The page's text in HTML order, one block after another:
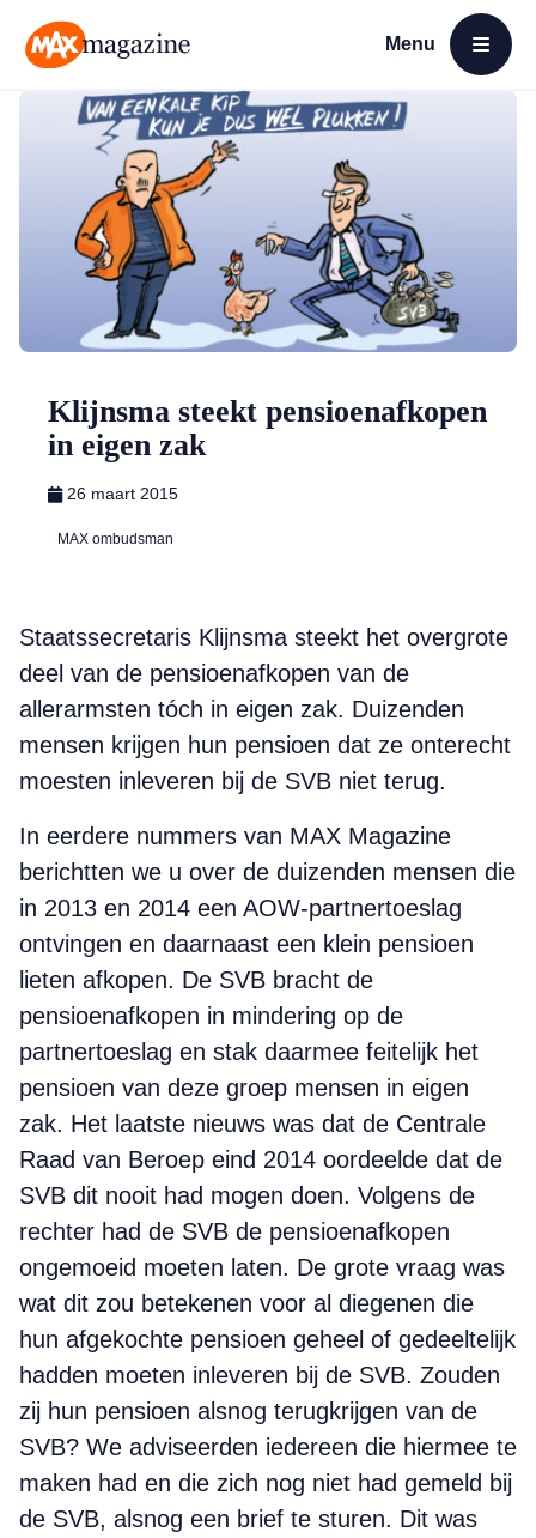
Menu
Open menu
Klijnsma steekt pensioenafkopen
in eigen zak
26 maart 2015
MAX ombudsman
Staatssecretaris Klijnsma steekt het overgrote
deel van de pensioenafkopen van de
allerarmsten tóch in eigen zak. Duizenden
mensen krijgen hun pensioen dat ze onterecht
moesten inleveren bij de SVB niet terug.
In eerdere nummers van MAX Magazine
berichtten we u over de duizenden mensen die
in 2013 en 2014 een AOW-partnertoeslag
ontvingen en daarnaast een klein pensioen
lieten afkopen. De SVB bracht de
pensioenafkopen in mindering op de
partnertoeslag en stak daarmee feitelijk het
pensioen van deze groep mensen in eigen
zak. Het laatste nieuws was dat de Centrale
Raad van Beroep eind 2014 oordeelde dat de
SVB dit nooit had mogen doen. Volgens de
rechter had de SVB de pensioenafkopen
ongemoeid moeten laten. De grote vraag was
wat dit zou betekenen voor al diegenen die
hun afgekochte pensioen geheel of gedeeltelijk
hadden moeten inleveren bij de SVB. Zouden
zij hun pensioen alsnog terugkrijgen van de
SVB? We adviseerden iedereen die hiermee te
maken had en die zich nog niet had gemeld bij
de SVB, alsnog een brief te sturen. Dit was